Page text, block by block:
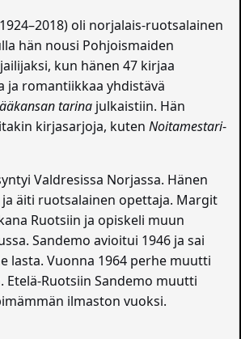
oli norjalais-ruotsalainen
hän nousi Pohjoismaiden
kun hänen 47 kirjaa
ja romantiikkaa yhdistävä
tarina julkaistiin. Hän
kirjasarjoja, kutenNoitamestari-
Valdresissa Norjassa. Hänen
äiti ruotsalainen opettaja. Margit
Ruotsiin ja opiskeli muun
Sandemo avioitui 1946 ja sai
lasta. Vuonna 1964 perhe muutti
Etelä-Ruotsiin Sandemo muutti
ilmaston vuoksi.